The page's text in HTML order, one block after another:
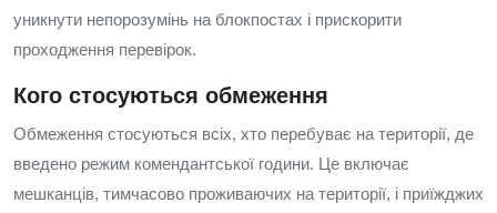
уникнути непорозумінь на блокпостах і прискорити
проходження перевірок.
Кого стосуються обмеження
Обмеження стосуються всіх, хто перебуває на території, де
введено режим комендантської години. Це включає
мешканців, тимчасово проживаючих на території, і приїжджих